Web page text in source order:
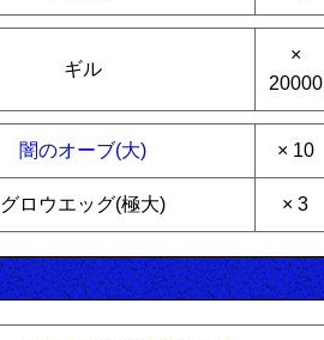
ギル
×
20000
闇のオーブ(大) × 10
グロウエッグ(極大) × 3